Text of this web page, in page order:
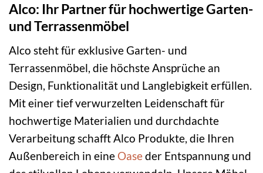
Alco: Ihr Partner für hochwertige Garten-
und Terrassenmöbel
Alco steht für exklusive Garten- und
Terrassenmöbel, die höchste Ansprüche an
Design, Funktionalität und Langlebigkeit erfüllen.
Mit einer tief verwurzelten Leidenschaft für
hochwertige Materialien und durchdachte
Verarbeitung schafft Alco Produkte, die Ihren
Außenbereich in eine Oaseder Entspannung und